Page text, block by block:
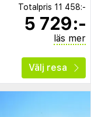
Totalpris 11 458:-
5 729:-
läs mer
Välj resa